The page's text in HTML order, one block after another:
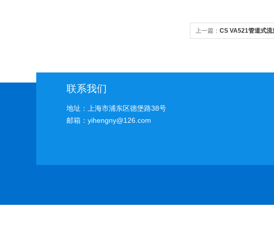
上一篇： CS VA521管道式流
联系我们
地址：上海市浦东区德堡路38号
邮箱：yihengny@126.com